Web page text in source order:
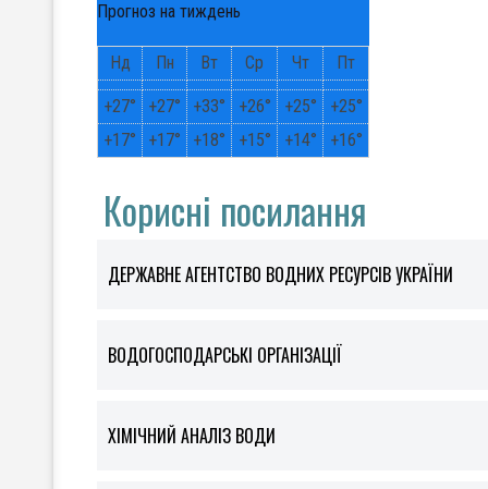
Прогноз на тиждень
Нд Пн Вт Ср Чт Пт
+27° +27° +33° +26° +25° +25°
+17° +17° +18° +15° +14° +16°
Корисні посилання
ДЕРЖАВНЕ АГЕНТСТВО ВОДНИХ РЕСУРСІВ УКРАЇНИ
ВОДОГОСПОДАРСЬКІ ОРГАНІЗАЦІЇ
ХІМІЧНИЙ АНАЛІЗ ВОДИ